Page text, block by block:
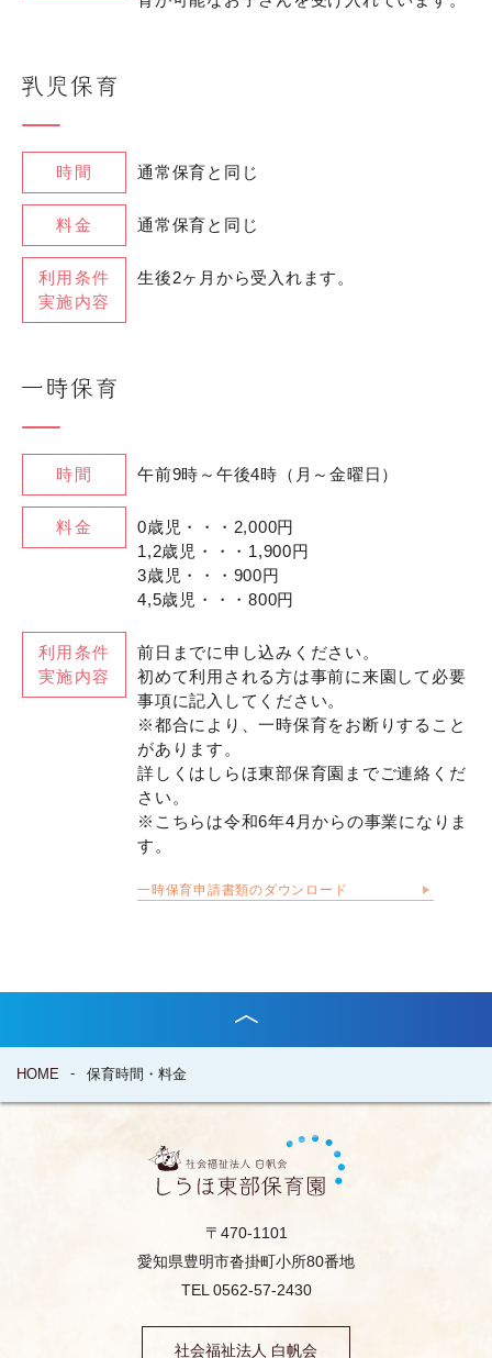
時間 通常保育と同じ
料金 通常保育と同じ
利用条件
実施内容
生後2ヶ月から受入れます。
時間 午前9時～午後4時（月～金曜日）
料金
0歳児・・・2,000円
1,2歳児・・・1,900円
3歳児・・・900円
4,5歳児・・・800円
利用条件
実施内容
前日までに申し込みください。
初めて利用される方は事前に来園して必要
事項に記入してください。
※都合により、一時保育をお断りすること
があります。
詳しくはしらほ東部保育園までご連絡くだ
さい。
※こちらは令和6年4月からの事業になりま
す。
一時保育申請書類のダウンロード
HOME 保育時間・料金
〒470-1101
愛知県豊明市沓掛町小所80番地
TEL 0562-57-2430
社会福祉法人 白帆会